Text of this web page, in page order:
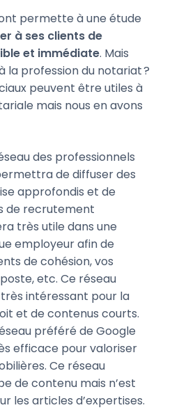
permette à une étude
à ses clients de
et immédiate. Mais
la profession du notariat ?
peuvent être utiles à
mais nous en avons
des professionnels
de diffuser des
approfondis et de
de recrutement
très utile dans une
employeur afin de
de cohésion, vos
etc. Ce réseau
intéressant pour la
et de contenus courts.
préféré de Google
efficace pour valoriser
Ce réseau
de contenu mais n’est
les articles d’expertises.